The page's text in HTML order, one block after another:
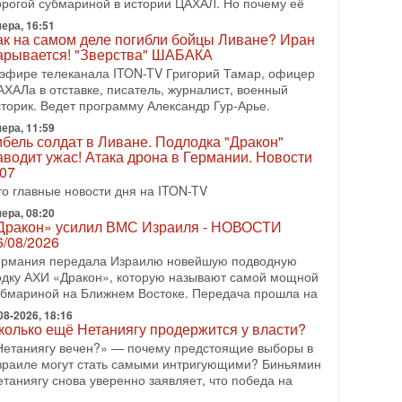
2026, 17:50
голос» Израиля: кто заберет его на этот
русскоязычных репатриантов не раз кардинально
политический ландшафт Израиля. Достаточно
взлет партии «Исраэль ба-алия», когда
2026, 17:00
закрытых дверей: о чём на самом деле
Трамп и Нетаньяху?
визит премьер-министра Израиля Биньямина
в США и его встреча с Дональдом Трампом
больше вопросов, чем ответов. Полная
07-2026, 15:18
готовит покушение на Нетаниягу! Трамп не
эскалации, но КСИР готовит взрыв!
телеканала ITON-TV СЕРГЕЙ МИГДАЛЬ,
по вопросам безопасности, офицер запаса
управления полиции Израиля, автор
07-2026, 09:02
за разоружение ХАМАСа - НОВОСТИ
07/2026
президент США Дональд Трамп заявил о
16:51
на самом деле погибли бойцы Ливане? Иран
"Зверства" ШАБАКА
телеканала ITON-TV Григорий Тамар, офицер
в отставке, писатель, журналист, военный
Ведет программу Александр Гур-Арье.
11:59
солдат в Ливане. Подлодка "Дракон"
ужас! Атака дрона в Германии. Новости
главные новости дня на ITON-TV
08:20
усилил ВМС Израиля - НОВОСТИ
08/2026
передала Израилю новейшую подводную
АХИ «Дракон», которую называют самой мощной
на Ближнем Востоке. Передача прошла на
2026, 18:16
ещё Нетаниягу продержится у власти?
вечен?» — почему предстоящие выборы в
могут стать самыми интригующими? Биньямин
снова уверенно заявляет, что победа на